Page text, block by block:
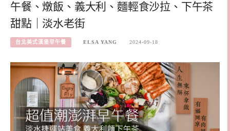
午餐、燉飯、義大利、麵輕食沙拉、下午茶
甜點｜淡水老街
台北美式漢堡早午餐 ELSA YANG 2024-09-18